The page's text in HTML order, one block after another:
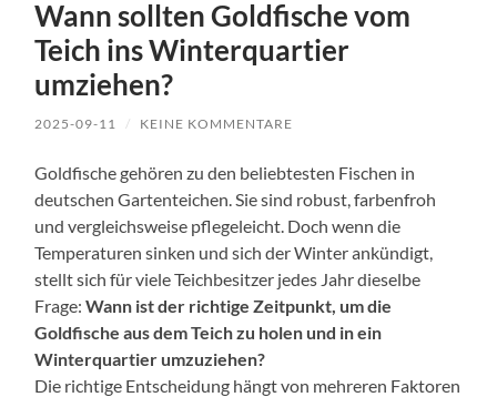
Wann sollten Goldfische vom
Teich ins Winterquartier
umziehen?
2025-09-11 / KEINE KOMMENTARE
Goldfische gehören zu den beliebtesten Fischen in
deutschen Gartenteichen. Sie sind robust, farbenfroh
und vergleichsweise pflegeleicht. Doch wenn die
Temperaturen sinken und sich der Winter ankündigt,
stellt sich für viele Teichbesitzer jedes Jahr dieselbe
Frage:Wann ist der richtige Zeitpunkt, um die
Goldfische aus dem Teich zu holen und in ein
Winterquartier umzuziehen?
Die richtige Entscheidung hängt von mehreren Faktoren